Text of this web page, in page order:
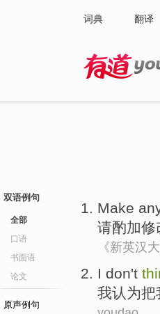
词典 翻译
双语例句
全部
口语
书面语
论文
原声例句
Make
请酌加修
《新英汉
I don't
我认为把